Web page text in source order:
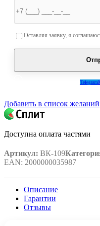
Оставьте это поле
Оставляя заявку, я
Telegram
Добавить в список желаний
Доступна оплата частями
Артикул: ВК-109
EAN: 2000000035987
Описание
Гарантии
Отзывы